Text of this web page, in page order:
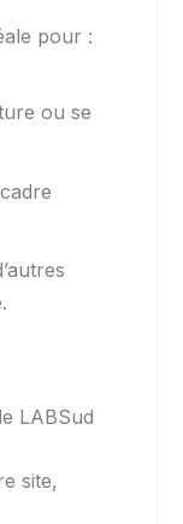
pour :
ou se
LABSud
site,